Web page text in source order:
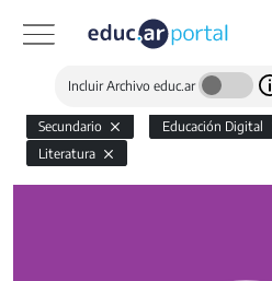
Incluir Archivo educ.ar
Secundario Educación Digital
Literatura